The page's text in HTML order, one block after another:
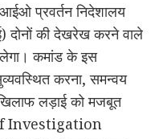
प्रवर्तन निदेशालय
दोनों की देखरेख करने वाले
कमांड के इस
करना, समन्वय
खिलाफ लड़ाई को मजबूत
Investigation